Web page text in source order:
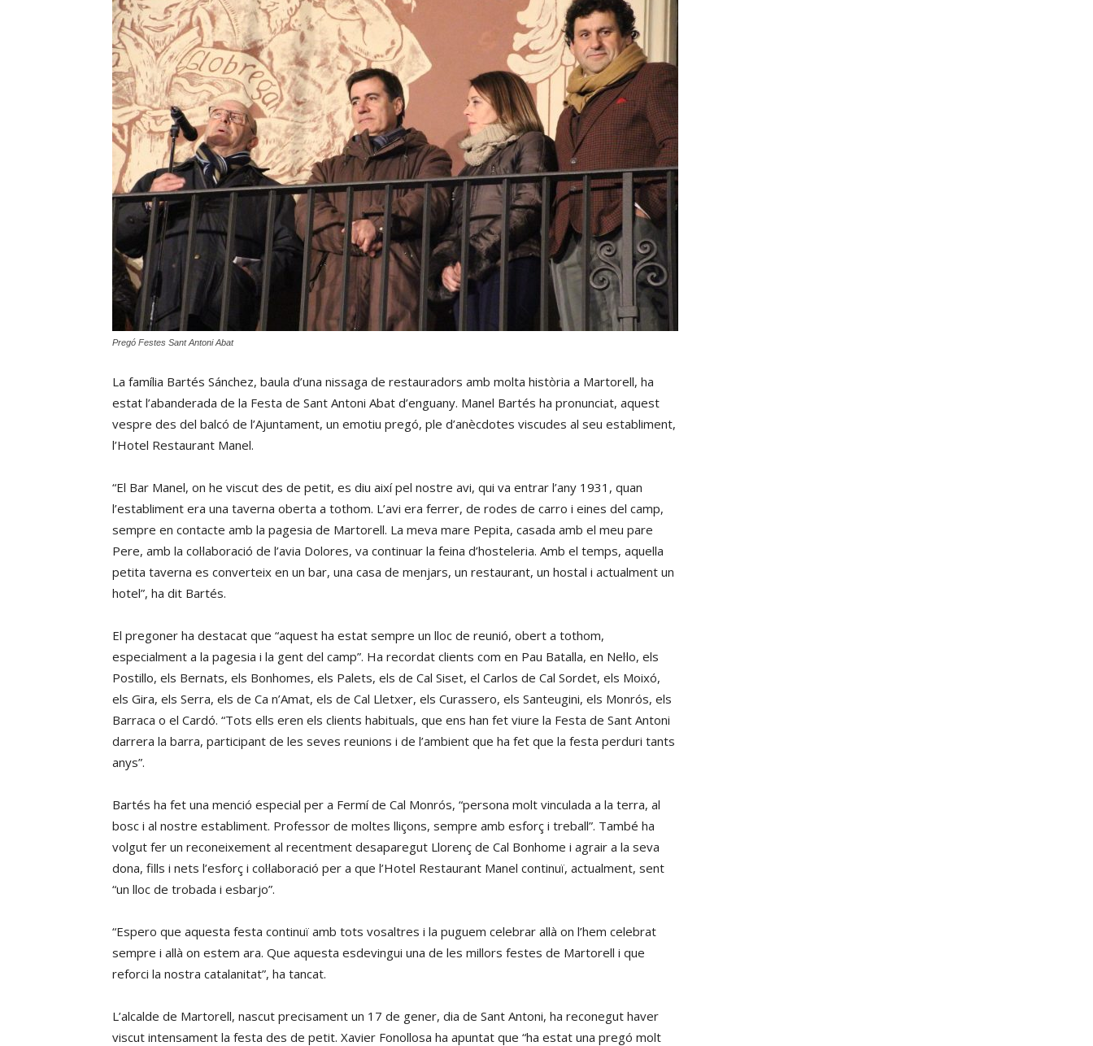
Pregó Festes Sant Antoni Abat
La família Bartés Sánchez, baula d’una nissaga de restauradors amb molta història a Martorell, ha
estat l’abanderada de la Festa de Sant Antoni Abat d’enguany. Manel Bartés ha pronunciat, aquest
vespre des del balcó de l’Ajuntament, un emotiu pregó, ple d’anècdotes viscudes al seu establiment,
l’Hotel Restaurant Manel.
“El Bar Manel, on he viscut des de petit, es diu així pel nostre avi, qui va entrar l’any 1931, quan
l’establiment era una taverna oberta a tothom. L’avi era ferrer, de rodes de carro i eines del camp,
sempre en contacte amb la pagesia de Martorell. La meva mare Pepita, casada amb el meu pare
Pere, amb la col·laboració de l’avia Dolores, va continuar la feina d’hosteleria. Amb el temps, aquella
petita taverna es converteix en un bar, una casa de menjars, un restaurant, un hostal i actualment un
hotel”, ha dit Bartés.
El pregoner ha destacat que “aquest ha estat sempre un lloc de reunió, obert a tothom,
especialment a la pagesia i la gent del camp”. Ha recordat clients com en Pau Batalla, en Nel·lo, els
Postillo, els Bernats, els Bonhomes, els Palets, els de Cal Siset, el Carlos de Cal Sordet, els Moixó,
els Gira, els Serra, els de Ca n’Amat, els de Cal Lletxer, els Curassero, els Santeugini, els Monrós, els
Barraca o el Cardó. “Tots ells eren els clients habituals, que ens han fet viure la Festa de Sant Antoni
darrera la barra, participant de les seves reunions i de l’ambient que ha fet que la festa perduri tants
anys”.
Bartés ha fet una menció especial per a Fermí de Cal Monrós, “persona molt vinculada a la terra, al
bosc i al nostre establiment. Professor de moltes lliçons, sempre amb esforç i treball”. També ha
volgut fer un reconeixement al recentment desaparegut Llorenç de Cal Bonhome i agrair a la seva
dona, fills i nets l’esforç i col·laboració per a que l’Hotel Restaurant Manel continuï, actualment, sent
“un lloc de trobada i esbarjo”.
“Espero que aquesta festa continuï amb tots vosaltres i la puguem celebrar allà on l’hem celebrat
sempre i allà on estem ara. Que aquesta esdevingui una de les millors festes de Martorell i que
reforci la nostra catalanitat”, ha tancat.
L’alcalde de Martorell, nascut precisament un 17 de gener, dia de Sant Antoni, ha reconegut haver
viscut intensament la festa des de petit. Xavier Fonollosa ha apuntat que “ha estat una pregó molt